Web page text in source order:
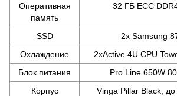
Оперативная
память
32 ГБ ECC
SSD
2x Samsung
Охлаждение
2xActive 4U CPU
Блок питания
Pro Line 650W
Корпус
Vinga Pillar Black, до